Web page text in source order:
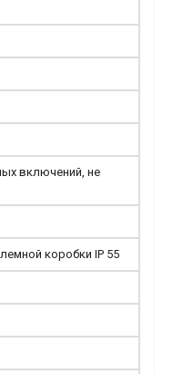
включений, не
коробки IP 55